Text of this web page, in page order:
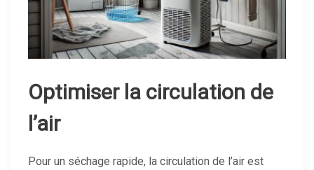
Optimiser la circulation de
l’air
Pour un séchage rapide, la circulation de l’air est